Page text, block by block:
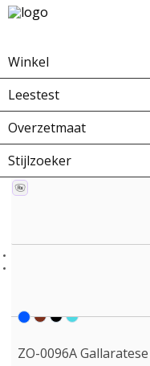
Winkel
Leestest
Overzetmaat
Stijlzoeker
Home Winkel
ZO-0096A Gallaratese